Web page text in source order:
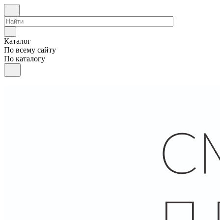
Каталог
По всему сайту
По каталогу